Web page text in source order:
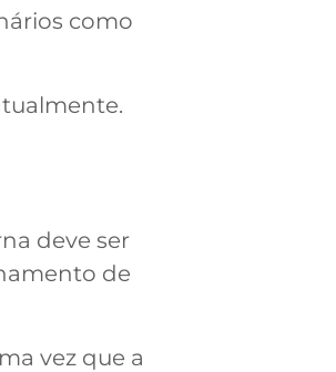
como
deve ser
de
vez que a